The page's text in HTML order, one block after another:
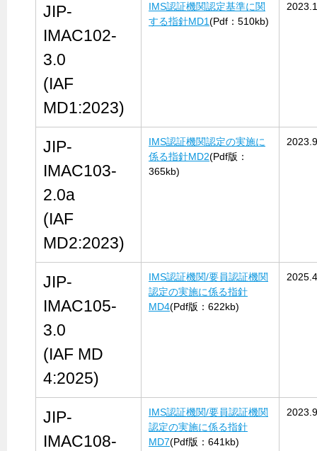
JIP-
IMAC102-
3.0
(IAF
MD1:2023)
IMS認証機関認定基準に関
する指針MD1(Pdf：510kb)
JIP-
IMAC103-
2.0a
(IAF
MD2:2023)
IMS認証機関認定の実施に
係る指針MD2(Pdf版：
365kb)
JIP-
IMAC105-
3.0
(IAF MD
4:2025)
IMS認証機関/要員認証機関
認定の実施に係る指針
MD4(Pdf版：622kb)
JIP-
IMAC108-
IMS認証機関/要員認証機関
認定の実施に係る指針
MD7(Pdf版：641kb)